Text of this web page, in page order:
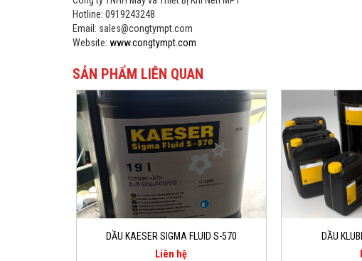
Hotline: 0919243248
Email: sales@congtympt.com
Website: www.congtympt.com
SẢN PHẨM LIÊN QUAN
DẦU KAESER SIGMA FLUID S-570
Liên hệ
DẦU